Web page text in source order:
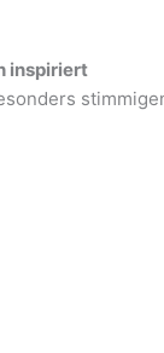
inspiriert